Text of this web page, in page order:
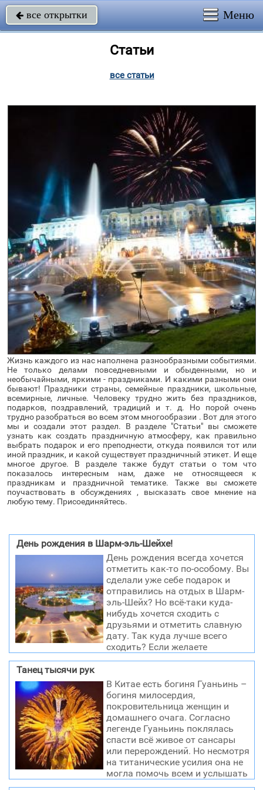
 все открытки Меню
Статьи
все статьи
Жизнь каждого из нас наполнена разнообразными событиями.
Не только делами повседневными и обыденными, но и
необычайными, яркими - праздниками. И какими разными они
бывают! Праздники страны, семейные праздники, школьные,
всемирные, личные. Человеку трудно жить без праздников,
подарков, поздравлений, традиций и т. д. Но порой очень
трудно разобраться во всем этом многообразии . Вот для этого
мы и создали этот раздел. В разделе "Статьи" вы сможете
узнать как создать праздничную атмосферу, как правильно
выбрать подарок и его преподнести, откуда появился тот или
иной праздник, и какой существует праздничный этикет. И еще
многое другое. В разделе также будут статьи о том что
показалось интересным нам, даже не относящееся к
праздникам и праздничной тематике. Также вы сможете
поучаствовать в обсуждениях , высказать свое мнение на
любую тему. Присоединяйтесь.
День рождения в Шарм-эль-Шейхе!
День рождения всегда хочется
отметить как-то по-особому. Вы
сделали уже себе подарок и
отправились на отдых в Шарм-
эль-Шейх? Но всё-таки куда-
нибудь хочется сходить с
друзьями и отметить славную
дату. Так куда лучше всего
сходить? Если желаете
тогда ресторан «Махони» для такого случая
подойдёт идеально. Здесь звучит русская музыка на
все лады, а праздничный стол заставят блюдами из
морепродуктов и даже преподнесут салат «Оливье».
Атмосфера самая добродушная и весёлая. Вы
можете веселиться, петь свои любимые песни и
отмечать праздник в своё удовольствие. Хозяин
заведения, всегда поддерживает настроение гостей и
в знак своего расположения преподнесёт букет
цветов, если день рождения отмечает женщина. Для
русской души тут всегда есть простор. Если всё-таки
Танец тысячи рук
В Китае есть богиня Гуаньинь –
богиня милосердия,
покровительница женщин и
домашнего очага. Согласно
легенде Гуаньинь поклялась
спасти всё живое от сансары
или перерождений. Но несмотря
на титанические усилия она не
могла помочь всем и услышать